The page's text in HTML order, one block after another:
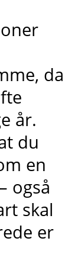
da
år.
du
en
også
skal
er